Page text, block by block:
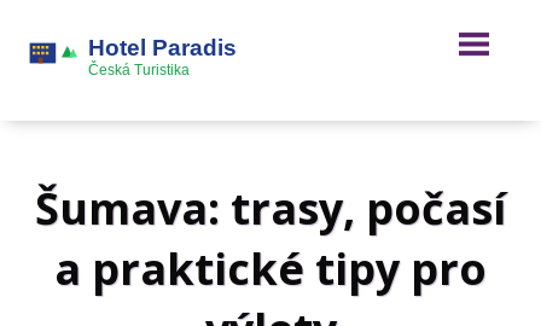
Šumava: trasy, počasí
a praktické tipy pro